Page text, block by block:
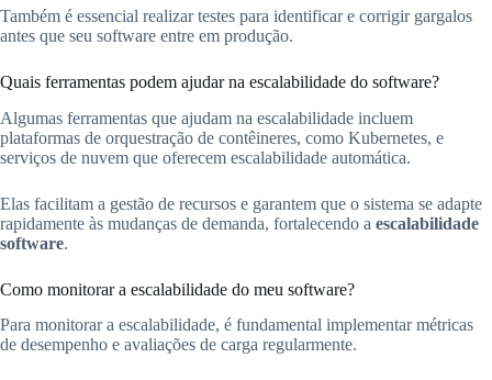
Também é essencial realizar testes para identificar e corrigir gargalos
antes que seu software entre em produção.
Quais ferramentas podem ajudar na escalabilidade do software?
Algumas ferramentas que ajudam na escalabilidade incluem
plataformas de orquestração de contêineres, como Kubernetes, e
serviços de nuvem que oferecem escalabilidade automática.
Elas facilitam a gestão de recursos e garantem que o sistema se adapte
rapidamente às mudanças de demanda, fortalecendo a escalabilidade
software.
Como monitorar a escalabilidade do meu software?
Para monitorar a escalabilidade, é fundamental implementar métricas
de desempenho e avaliações de carga regularmente.